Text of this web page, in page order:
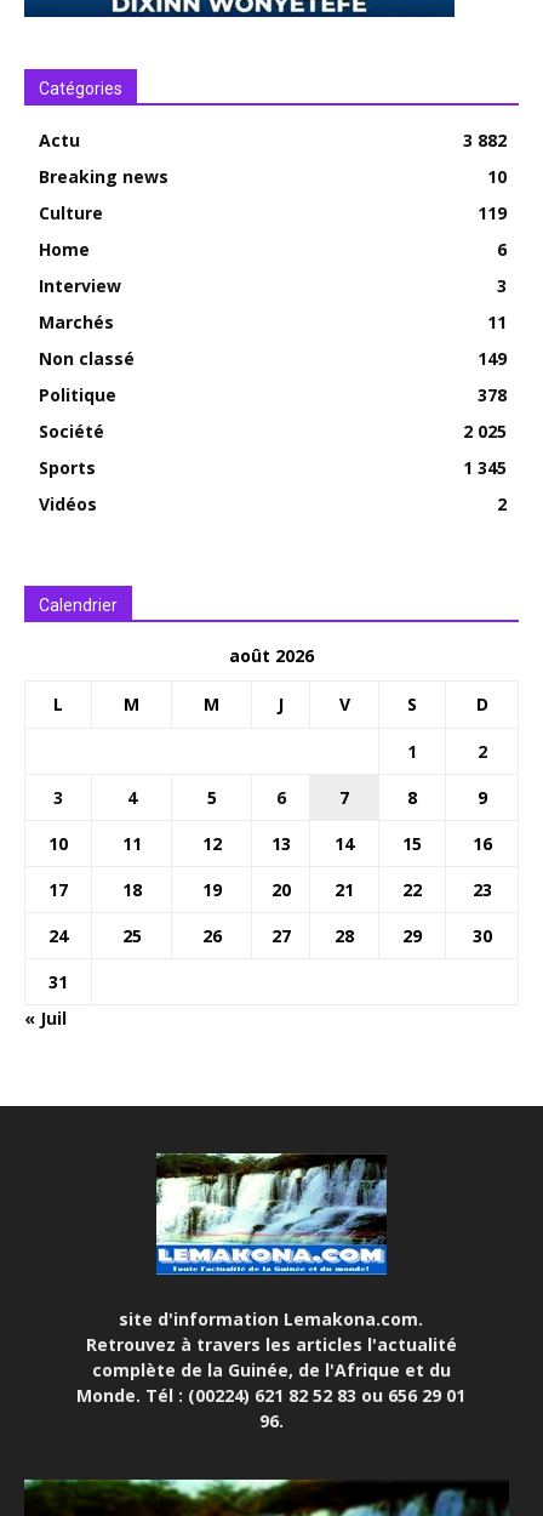
Catégories
Actu
3 882
Breaking news
10
Culture
119
Home
6
Interview
3
Marchés
11
Non classé
149
Politique
378
Société
2 025
Sports
1 345
Vidéos
2
Calendrier
août 2026
L M M J V S D
1
2
3
4 5 6 7 8
9
10
11 12 13 14 15
16
17
18 19 20 21 22
23
24
25 26 27 28 29
30
31
« Juil
site d'information Lemakona.com.
Retrouvez à travers les articles l'actualité
complète de la Guinée, de l'Afrique et du
Monde. Tél : (00224) 621 82 52 83 ou 656 29 01
96.